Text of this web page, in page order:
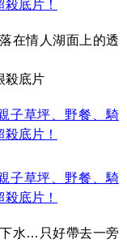
在情人湖面上的透
殺底片
水…只好帶去一旁